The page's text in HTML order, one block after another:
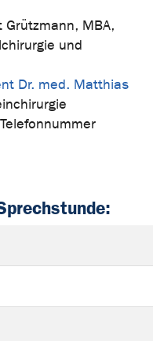
Grützmann, MBA,
und
Dr. med. Matthias